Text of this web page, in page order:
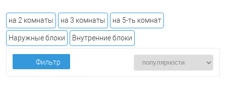
на 2 комнаты на 3 комнаты на 5-ть комнат
Наружные блоки Внутренние блоки
Фильтр